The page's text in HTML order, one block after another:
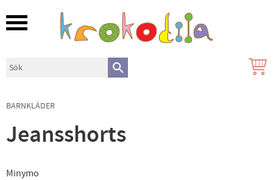
Meny
BARNKLÄDER
Jeansshorts
Minymo